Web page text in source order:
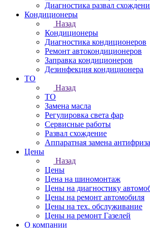
Диагностика развал
Кондиционеры
Назад
Кондиционеры
Диагностика кондиционеров
Ремонт автокондиционеров
Заправка кондиционеров
Дезинфекция кондиционера
ТО
Назад
ТО
Замена масла
Регулировка света фар
Сервисные работы
Развал схождение
Аппаратная замена антифриза
Цены
Назад
Цены
Цена на шиномонтаж
Цены на диагностику
Цены на ремонт автомобиля
Цены на тех. обслуживание
Цены на ремонт Газелей
О компании